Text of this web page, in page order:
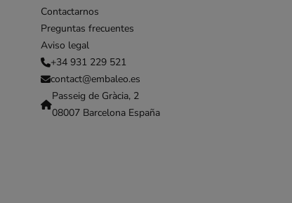
Contactarnos
Preguntas frecuentes
Aviso legal
+34 931 229 521
contact@embaleo.es
Passeig de Gràcia, 2
08007 Barcelona España